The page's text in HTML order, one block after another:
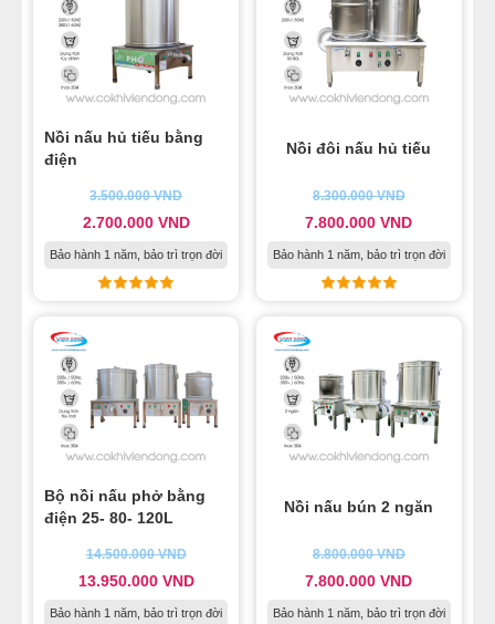
Nồi nấu hủ tiếu bằng
điện
3.500.000VND
2.700.000 VND
Bảo hành 1 năm, bảo trì trọn đời
Nồi đôi nấu hủ tiếu
8.300.000VND
7.800.000VND
Bảo hành 1 năm, bảo trì trọn đời
Bộ nồi nấu phở bằng
điện 25- 80- 120L
14.500.000VND
13.950.000 VND
Bảo hành 1 năm, bảo trì trọn đời
Nồi nấu bún 2 ngăn
8.800.000VND
7.800.000VND
Bảo hành 1 năm, bảo trì trọn đời